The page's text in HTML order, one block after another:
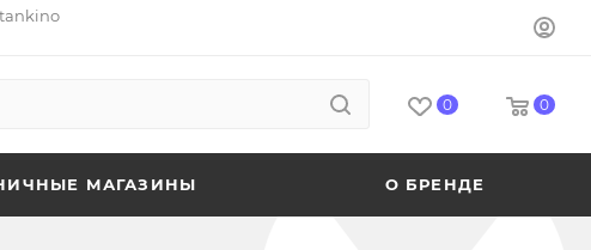
0 0
МАГАЗИНЫ О БРЕНДЕ